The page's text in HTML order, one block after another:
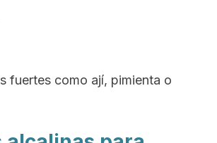
fuertes como ají, pimienta o